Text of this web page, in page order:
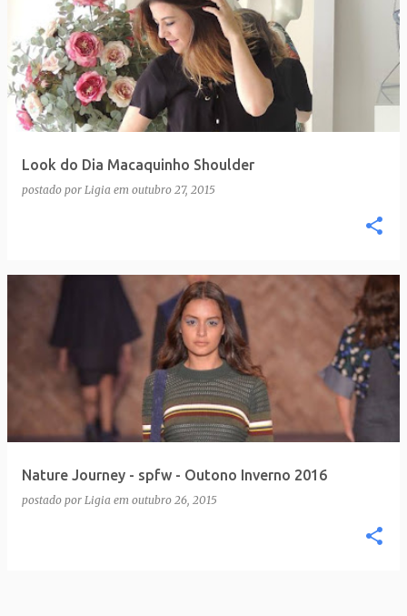
Look do Dia Macaquinho Shoulder
postado por Ligia em outubro 27, 2015
Nature Journey - spfw - Outono Inverno 2016
postado por Ligia em outubro 26, 2015